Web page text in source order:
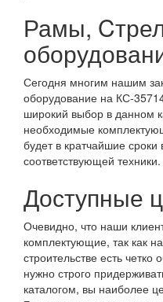
Рамы,
Сегодня многим нашим
оборудование на КС-
широкий выбор в данном
необходимые
будет в кратчайшие сроки
соответствующей техники.
Доступные
Очевидно, что наши
комплектующие, так как
строительстве есть
нужно строго
каталогом, вы наиболее